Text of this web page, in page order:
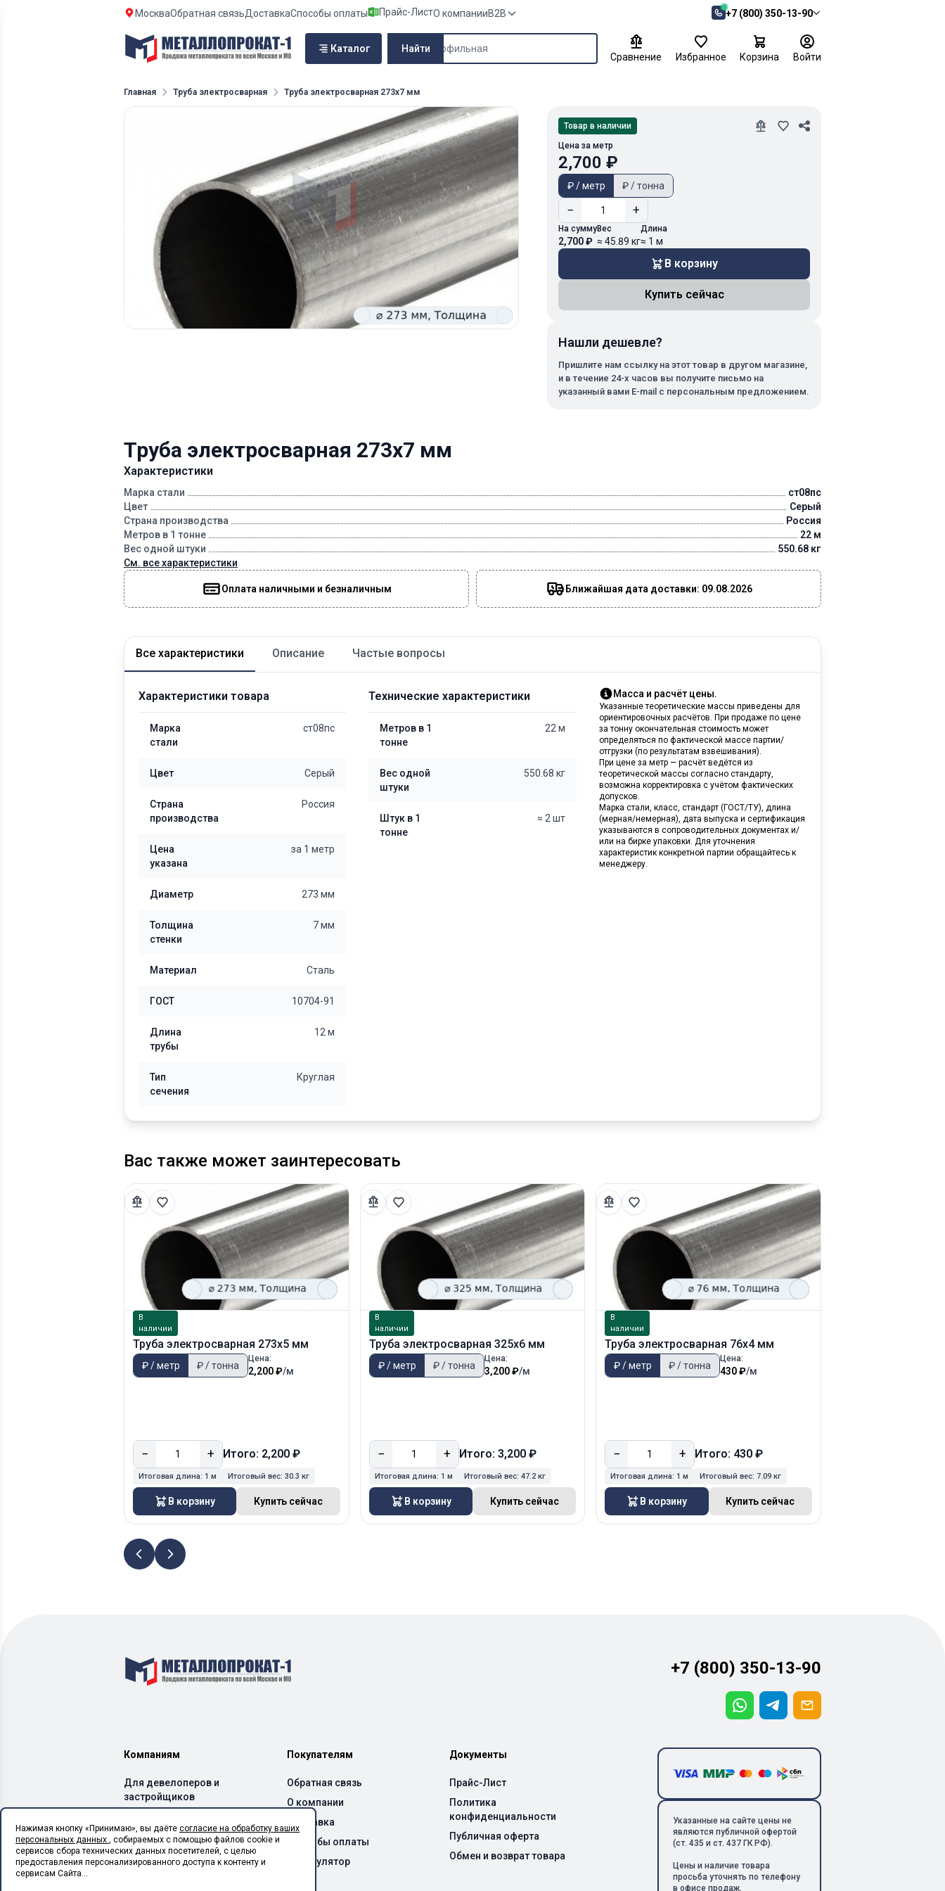
МоскваОбратная связьДоставкаСпособы оплаты Прайс-ЛистО компанииB2B +7 (800) 350-13-90
Каталог Найти
Сравнение Избранное Корзина Войти
Главная Труба электросварная Труба электросварная 273х7 мм
Труба электросварная 273х7 мм
Характеристики
Марка стали
ст08пс
Цвет
Серый
Страна производства
Россия
Метров в 1 тонне
22 м
Вес одной штуки
550.68 кг
См. все характеристики
Оплата наличными и безналичным Ближайшая дата доставки: 09.08.2026
Товар в наличии
Цена за метр
2,700 ₽
₽ / метр ₽ / тонна
− +
На сумму
2,700 ₽
Вес
≈ 45.89 кг
Длина
≈ 1 м
В корзину
Купить сейчас
Нашли дешевле?
Пришлите нам ссылку на этот товар в другом магазине,
и в течение 24-х часов вы получите письмо на
указанный вами E-mail с персональным предложением.
Все характеристики Описание Частые вопросы
Характеристики товара
Марка
стали
ст08пс
Цвет Серый
Страна
производства
Россия
Цена
указана
за 1 метр
Диаметр 273 мм
Толщина
стенки
7 мм
Материал Сталь
ГОСТ 10704-91
Длина
трубы
12 м
Тип
сечения
Круглая
Технические характеристики
Метров в 1
тонне
22 м
Вес одной
штуки
550.68 кг
Штук в 1
тонне
≈ 2 шт
Масса и расчёт цены.
Указанные теоретические массы приведены для
ориентировочных расчётов. При продаже по цене
за тонну окончательная стоимость может
определяться по фактической массе партии/
отгрузки (по результатам взвешивания).
При цене за метр — расчёт ведётся из
теоретической массы согласно стандарту,
возможна корректировка с учётом фактических
допусков.
Марка стали, класс, стандарт (ГОСТ/ТУ), длина
(мерная/немерная), дата выпуска и сертификация
указываются в сопроводительных документах и/
или на бирке упаковки. Для уточнения
характеристик конкретной партии обращайтесь к
менеджеру.
Вас также может заинтересовать
В
наличии
Труба электросварная 273х5 мм
₽ / метр ₽ / тонна
Цена:
2,200 ₽/м
− + Итого: 2,200 ₽
Итоговая длина: 1 м Итоговый вес: 30.3 кг
В корзину Купить сейчас
В
наличии
Труба электросварная 325х6 мм
₽ / метр ₽ / тонна
Цена:
3,200 ₽/м
− + Итого: 3,200 ₽
Итоговая длина: 1 м Итоговый вес: 47.2 кг
В корзину Купить сейчас
В
наличии
Труба электросварная 76х4 мм
₽ / метр ₽ / тонна
Цена:
430 ₽/м
− + Итого: 430 ₽
Итоговая длина:1 м Итоговый вес: 7.09 кг
В корзину Купить сейчас
+7 (800) 350-13-90
Компаниям
Для девелоперов и
застройщиков
и бетонных заводов
Для производителей ЛСТК
Для монтажных
Покупателям
Обратная связь
О компании
Доставка
Способы оплаты
Калькулятор
Документы
Прайс-Лист
Политика
конфиденциальности
Публичная оферта
Обмен и возврат товара
Указанные на сайте цены не
являются публичной офертой
(ст. 435 и ст. 437 ГК РФ).
Цены и наличие товара
просьба уточнять по телефону
в офисе продаж.
Нажимая кнопку «Принимаю», вы даёте согласие на обработку ваших
персональных данных , собираемых с помощью файлов cookie и
сервисов сбора технических данных посетителей, с целью
предоставления персонализированного доступа к контенту и
сервисам Сайта...